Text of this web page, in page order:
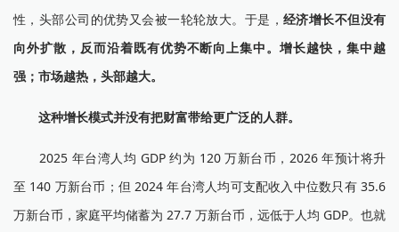
性，头部公司的优势又会被一轮轮放大。于是， 经济增长不但没有
向外扩散，反而沿着既有优势不断向上集中。增长越快，集中越
强；市场越热，头部越大。
这种增长模式并没有把财富带给更广泛的人群。
2025 年台湾人均 GDP 约为 120 万新台币，2026 年预计将升
至 140 万新台币；但 2024 年台湾人均可支配收入中位数只有 35.6
万新台币，家庭平均储蓄为 27.7 万新台币，远低于人均 GDP。也就